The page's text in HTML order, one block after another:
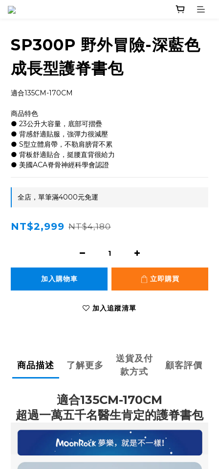
SP300P 野外冒險-深藍色
成長型護脊書包
適合135CM-170CM
商品特色
● 23公升大容量，底部可摺疊
● 背感舒適貼服，強彈力很減壓
● S型立體肩帶，不勒肩膀背不累
● 背板舒適貼合，挺腰直背很給力
● 美國ACA脊骨神經科學會認證
全店，單筆滿4000元免運
NT$2,999 NT$4,180
加入購物車 立即購買
加入追蹤清單
商品描述 了解更多
送貨及付
款方式
顧客評價
適合135CM-170CM
超過一萬五千名醫生肯定的護脊書包